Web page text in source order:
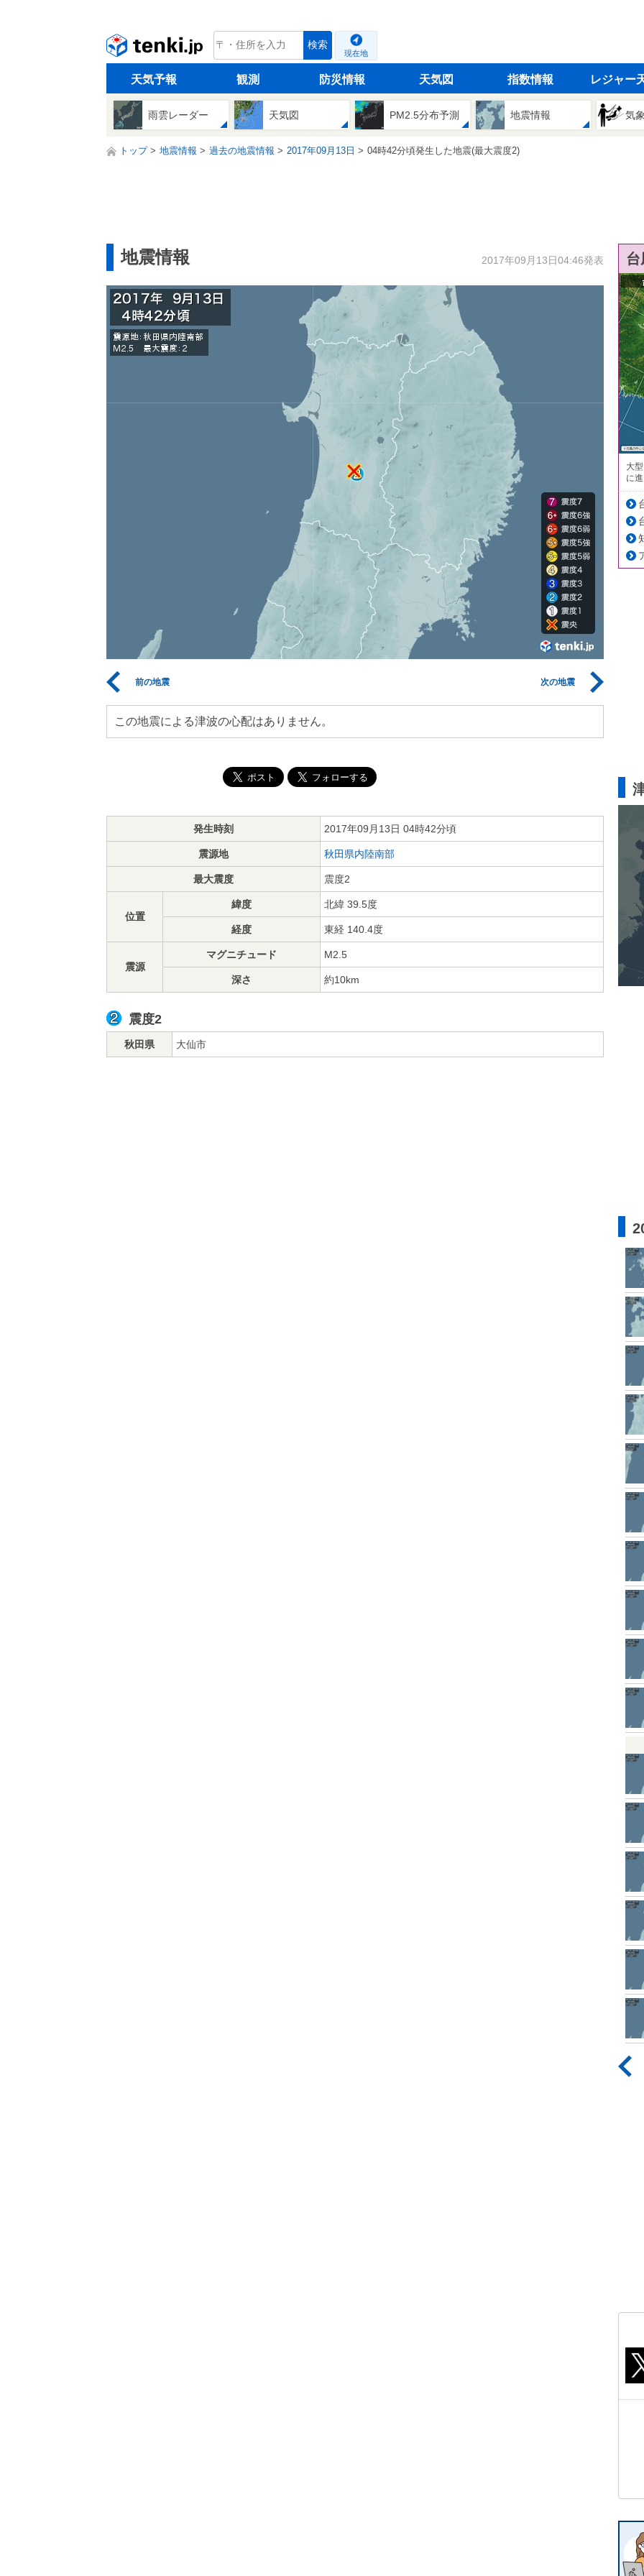
tenki.jp 検索
現在地
天気予報 観測 防災情報 天気図 指数情報 レジャー
雨雲レーダー 天気図 PM2.5分布予測 地震情報 気
トップ 地震情報 過去の地震情報 2017年09月13日 04時42分頃発生した地震(最大震度2)
地震情報 2017年09月13日04:46発表
前の地震 次の地震
この地震による津波の心配はありません。
発生時刻 2017年09月13日 04時42分頃
震源地 秋田県内陸南部
最大震度 震度2
位置
緯度 北緯 39.5度
経度 東経 140.4度
震源
マグニチュード M2.5
深さ 約10km
震度2
秋田県 大仙市
大
に